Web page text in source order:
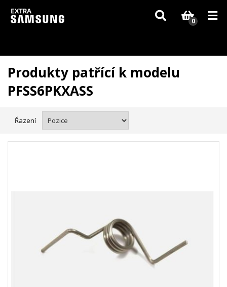
Vzhledem k aktuální situaci se může dodání dílů, které nejsou skladem,
zpozdit. Děkujeme za pochopení.
0
Produkty patřící k modelu
PFSS6PKXASS
Řazení